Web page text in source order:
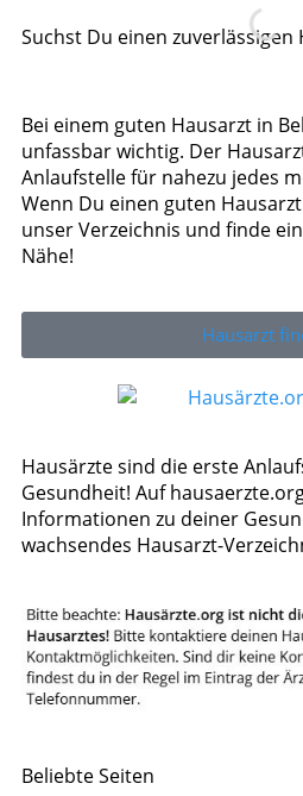
Suchst Du einen zuverlässigen
Bei einem guten Hausarzt in
unfassbar wichtig. Der
Anlaufstelle für nahezu jedes
Wenn Du einen guten
unser Verzeichnis und finde
Nähe!
Hausarzt
Hausärzte sind die erste
Gesundheit! Auf
Informationen zu deiner
wachsendes Hausarzt-
Beliebte Seiten